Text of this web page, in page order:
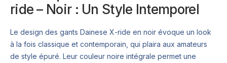
ride – Noir : Un Style Intemporel
Le design des gants Dainese X-ride en noir évoque un look
à la fois classique et contemporain, qui plaira aux amateurs
de style épuré. Leur couleur noire intégrale permet une